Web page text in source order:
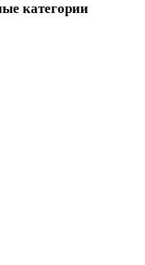
категории